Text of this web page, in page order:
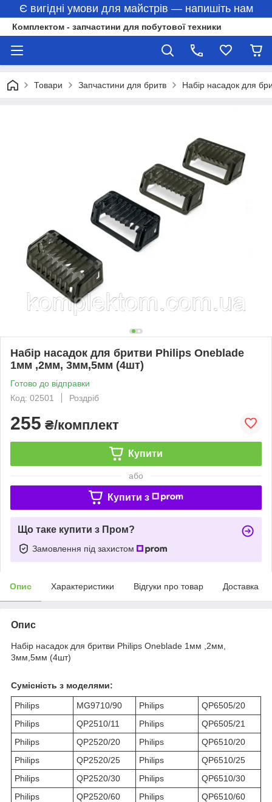
Є вигідні умови для майстрів — напишіть нам
Комплектом - запчастини для побутової техники
Товари Запчастини для бритв Набір насадок для
Набір насадок для бритви Philips Oneblade
1мм ,2мм, 3мм,5мм (4шт)
Готово до відправки
Код: 02501
Роздріб
255 ₴/комплект
Купити
або
Купити з
Що таке купити з Пром?
Замовлення під захистом
Опис Характеристики Відгуки про товар Доставка
Опис
Набір насадок для бритви Philips Oneblade 1мм ,2мм,
3мм,5мм (4шт)
Сумісність з моделями:
Philips MG9710/90 Philips
QP6505/20
Philips
QP2510/11 Philips
QP6505/21
Philips
QP2520/20 Philips
QP6510/20
Philips
QP2520/25 Philips
QP6510/25
Philips
QP2520/30 Philips
QP6510/30
Philips
QP2520/60 Philips
QP6510/60